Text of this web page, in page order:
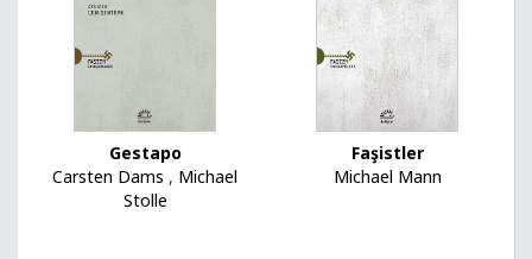
Gestapo
Carsten Dams , Michael
Stolle
Faşistler
Michael Mann